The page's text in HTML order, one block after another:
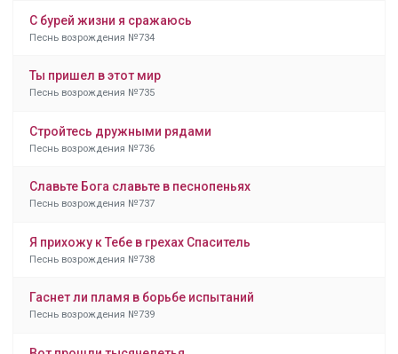
С бурей жизни я сражаюсь
Песнь возрождения №734
Ты пришел в этот мир
Песнь возрождения №735
Стройтесь дружными рядами
Песнь возрождения №736
Славьте Бога славьте в песнопеньях
Песнь возрождения №737
Я прихожу к Тебе в грехах Спаситель
Песнь возрождения №738
Гаснет ли пламя в борьбе испытаний
Песнь возрождения №739